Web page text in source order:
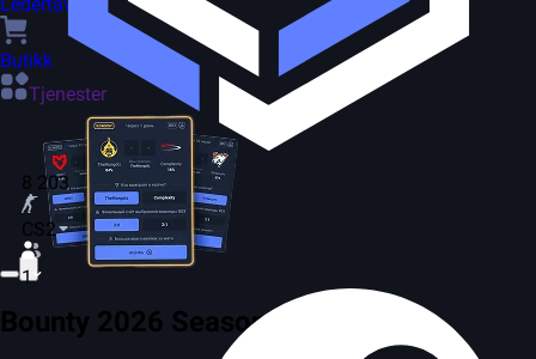
8 203
CS2
1
Butikk
Tjenester
Bounty 2026 Season 2